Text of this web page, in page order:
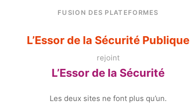
FUSION DES PLATEFORMES
L’Essor de la Sécurité Publique
rejoint
L’Essor de la Sécurité
Les deux sites ne font plus qu’un.